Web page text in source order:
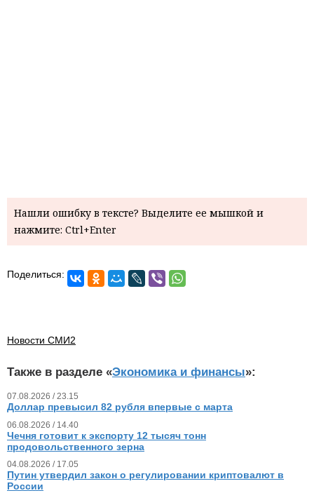
Нашли ошибку в тексте? Выделите ее мышкой и
нажмите: Ctrl+Enter
Поделиться:
Новости СМИ2
Также в разделе «Экономика и финансы»:
07.08.2026 / 23.15
Доллар превысил 82 рубля впервые с марта
06.08.2026 / 14.40
Чечня готовит к экспорту 12 тысяч тонн
продовольственного зерна
04.08.2026 / 17.05
Путин утвердил закон о регулировании криптовалют в
России